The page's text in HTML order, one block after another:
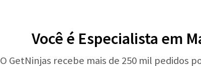
Você é Especialista em
O GetNinjas recebe mais de 250 mil pedidos